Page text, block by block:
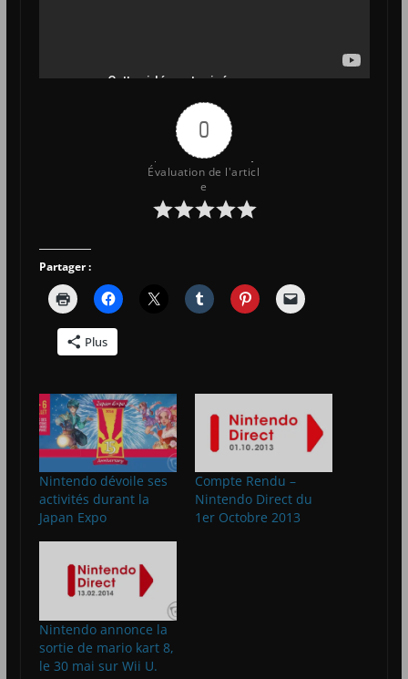
0
Évaluation de l'articl
e
Partager :
Plus
Nintendo dévoile ses
activités durant la
Japan Expo
Compte Rendu –
Nintendo Direct du
1er Octobre 2013
Nintendo annonce la
sortie de mario kart 8,
le 30 mai sur Wii U.